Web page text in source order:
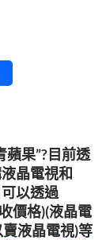
蘋果”?目前透
晶電視和
以透過
價格)(液晶電
液晶電視)等